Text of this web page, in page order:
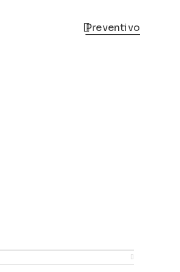
Preventivo